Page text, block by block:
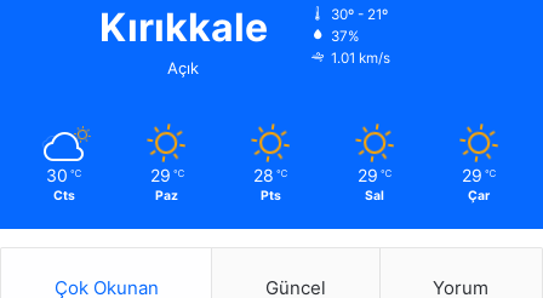
Kırıkkale
Açık
30º - 21º
37%
1.01 km/s
30 ℃
Cts
29 ℃
Paz
28 ℃
Pts
29 ℃
Sal
29 ℃
Çar
Çok Okunan Güncel Yorum